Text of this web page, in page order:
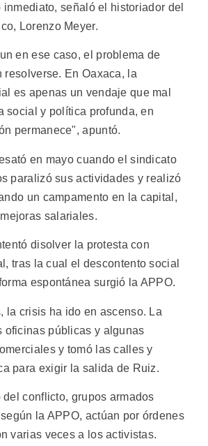
señaló el historiador del
Lorenzo Meyer.
en ese caso, el problema de
resolverse. En Oaxaca, la
es apenas un vendaje que mal
social y política profunda, en
permanece", apuntó.
en mayo cuando el sindicato
paralizó sus actividades y realizó
un campamento en la capital,
salariales.
disolver la protesta con
tras la cual el descontento social
espontánea surgió la APPO.
la crisis ha ido en ascenso. La
oficinas públicas y algunas
y tomó las calles y
para exigir la salida de Ruiz.
del conflicto, grupos armados
la APPO, actúan por órdenes
varias veces a los activistas.